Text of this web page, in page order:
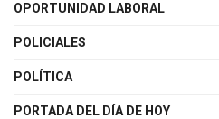
OPORTUNIDAD LABORAL
POLICIALES
POLÍTICA
PORTADA DEL DÍA DE HOY